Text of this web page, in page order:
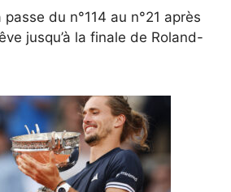
du n°114 au n°21 après
jusqu’à la finale de Roland-